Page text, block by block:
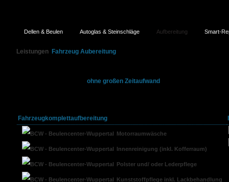
Dellen & Beulen Autoglas & Steinschläge Aufbereitung Smart-
Leistungen Fahrzeug Aubereitung
ohne großen Zeitaufwand
Fahrzeugkomplettaufbereitung
Motorraumwäsche
Innenreinigung (inkl. Kofferraum)
Polster und/ oder Lederpflege
Kunststoffpflege inkl. Lackbehandlung